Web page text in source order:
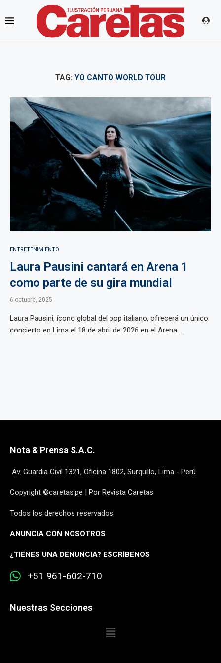
TAG: YO CANTO WORLD TOUR
ENTRETENIMIENTO
Laura Pausini cantará en Arena 1
como parte de su gira mundial
6 octubre, 2025
Laura Pausini, ícono global del pop italiano, ofrecerá un único
concierto en Lima el 18 de abril de 2026 en el Arena ...
Nota & Prensa S.A.C.
Av. Guardia Civil 1321, Oficina 1802, Surquillo, Lima - Perú
Copyright ©caretas.pe | Por Revista Caretas
Todos los derechos reservados
ANUNCIA CON NOSOTROS
¿TIENES UNA DENUNCIA? ESCRÍBENOS
+51 961-602-710
Nuestras Secciones